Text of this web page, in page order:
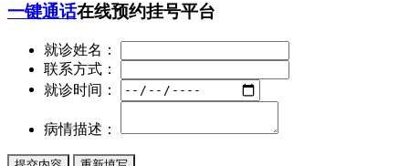
一键通话在线预约挂号平台
就诊姓名：
联系方式：
就诊时间：
病情描述：